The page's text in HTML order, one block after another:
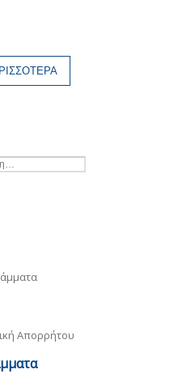
Απορρήτου